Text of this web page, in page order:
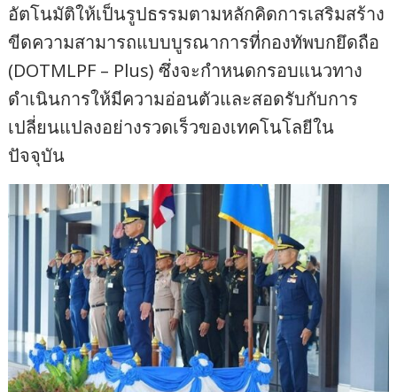
อัตโนมัติให้เป็นรูปธรรมตามหลักคิดการเสริมสร้าง
ขีดความสามารถแบบบูรณาการที่กองทัพบกยึดถือ
(DOTMLPF – Plus) ซึ่งจะกำหนดกรอบแนวทาง
ดำเนินการให้มีความอ่อนตัวและสอดรับกับการ
เปลี่ยนแปลงอย่างรวดเร็วของเทคโนโลยีใน
ปัจจุบัน